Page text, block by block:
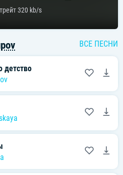
320 kb/s
ВСЕ ПЕСНИ
детство